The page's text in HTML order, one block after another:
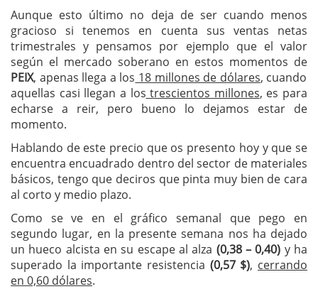
Aunque esto último no deja de ser cuando menos
gracioso si tenemos en cuenta sus ventas netas
trimestrales y pensamos por ejemplo que el valor
según el mercado soberano en estos momentos de
PEIX, apenas llega a los 18 millones de dólares, cuando
aquellas casi llegan a los trescientos millones, es para
echarse a reir, pero bueno lo dejamos estar de
momento.
Hablando de este precio que os presento hoy y que se
encuentra encuadrado dentro del sector de materiales
básicos, tengo que deciros que pinta muy bien de cara
al corto y medio plazo.
Como se ve en el gráfico semanal que pego en
segundo lugar, en la presente semana nos ha dejado
un hueco alcista en su escape al alza (0,38 – 0,40) y ha
superado la importante resistencia (0,57 $), cerrando
en 0,60 dólares.